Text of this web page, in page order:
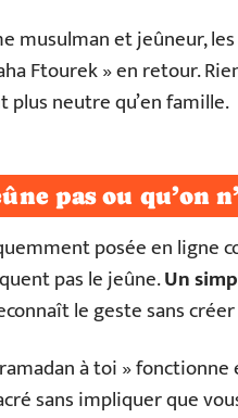
musulman et jeûneur,
Ftourek » en retour.
neutre qu’en famille.
pas ou qu’on
posée en ligne
pas le jeûne.Un
le geste sans
à toi »
sans impliquer que